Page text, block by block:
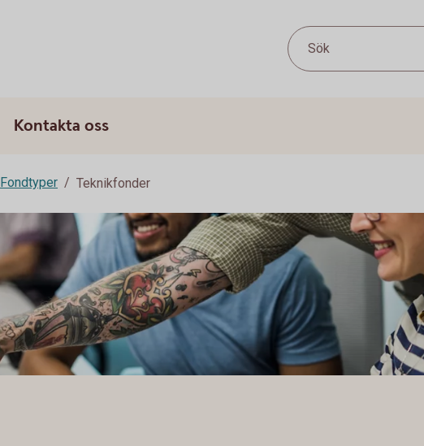
Sök
Kontakta oss
Fondtyper Teknikfonder